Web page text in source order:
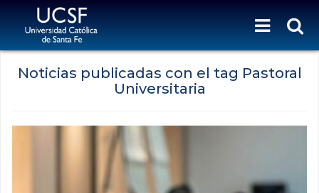
Noticias publicadas con el tag Pastoral
Universitaria